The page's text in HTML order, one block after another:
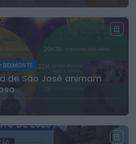
BELMONTE
de São José animam